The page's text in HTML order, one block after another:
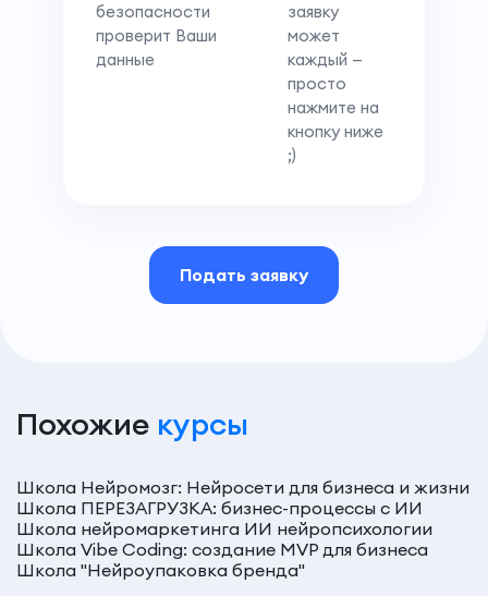
безопасности
проверит Ваши
данные
заявку
может
каждый —
просто
нажмите на
кнопку ниже
;)
Подать заявку
Похожие курсы
Школа Нейромозг: Нейросети для бизнеса и жизни
Школа ПЕРЕЗАГРУЗКА: бизнес-процессы с ИИ
Школа нейромаркетинга ИИ нейропсихологии
Школа Vibe Coding: создание MVP для бизнеса
Школа "Нейроупаковка бренда"